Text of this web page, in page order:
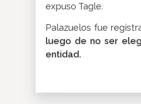
expuso Tagle.
Palazuelos fue
luego de no ser
entidad.